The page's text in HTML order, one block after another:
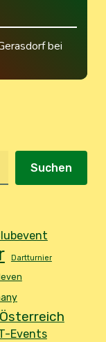
bei
Suchen
Dartturnier
Events